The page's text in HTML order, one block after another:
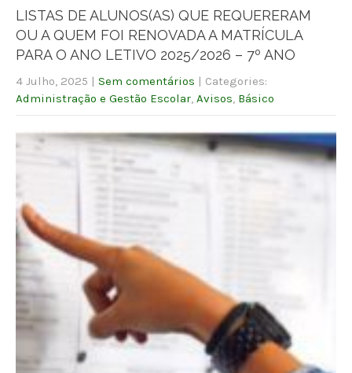
LISTAS DE ALUNOS(AS) QUE REQUERERAM
OU A QUEM FOI RENOVADA A MATRÍCULA
PARA O ANO LETIVO 2025/2026 – 7º ANO
4 Julho, 2025 | Sem comentários | Categories:
Administração e Gestão Escolar, Avisos, Básico